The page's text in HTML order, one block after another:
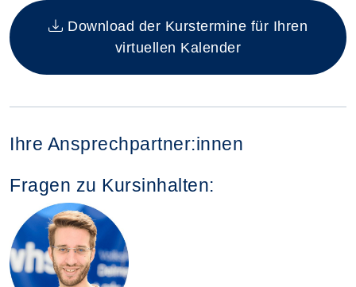
Download der Kurstermine für Ihren
virtuellen Kalender
Ihre Ansprechpartner:innen
Fragen zu Kursinhalten: